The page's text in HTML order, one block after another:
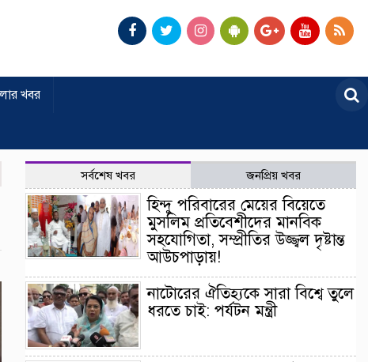
খবর
সর্বশেষ খবর জনপ্রিয় খবর
হিন্দু পরিবারের মেয়ের বিয়েতে
মুসলিম প্রতিবেশীদের মানবিক
সহযোগিতা, সম্প্রীতির উজ্জ্বল দৃষ্টান্ত
আউচপাড়ায়!
নাটোরের ঐতিহ্যকে সারা বিশ্বে তুলে
ধরতে চাই: পর্যটন মন্ত্রী